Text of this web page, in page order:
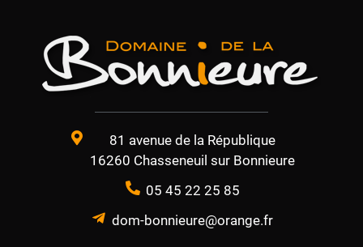
81 avenue de la République
16260 Chasseneuil sur Bonnieure
05 45 22 25 85
dom-bonnieure@orange.fr